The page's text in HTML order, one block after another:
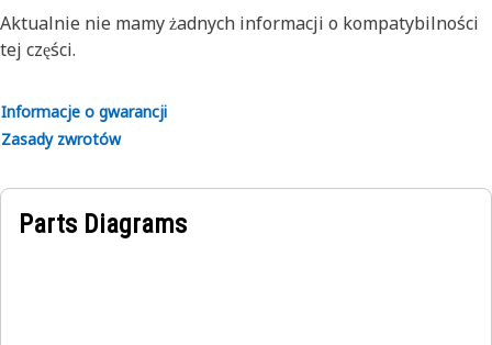
Aktualnie nie mamy żadnych informacji o kompatybilności
tej części.
Informacje o gwarancji
Zasady zwrotów
Parts Diagrams